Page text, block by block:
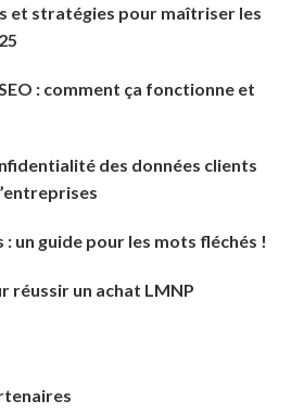
et stratégies pour maîtriser les
: comment ça fonctionne et
des données clients
un guide pour les mots fléchés !
réussir un achat LMNP